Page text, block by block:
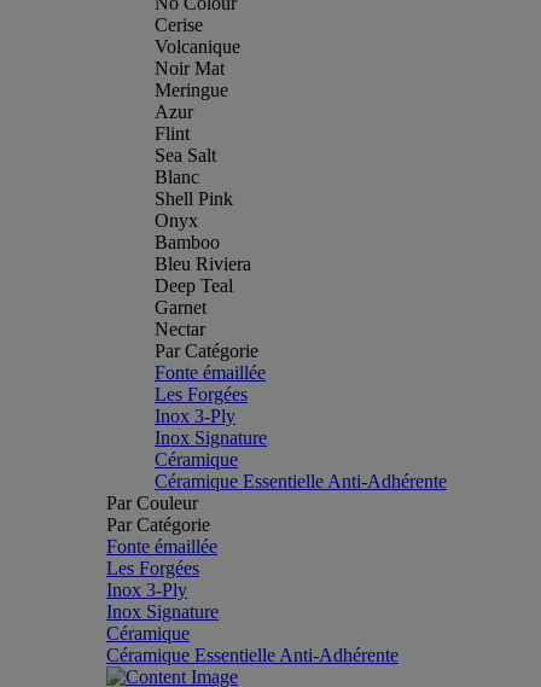
Cerise
Volcanique
Noir Mat
Meringue
Azur
Flint
Sea Salt
Blanc
Shell Pink
Onyx
Bamboo
Bleu Riviera
Deep Teal
Garnet
Nectar
Par Catégorie
Fonte émaillée
Les Forgées
Inox 3-Ply
Inox Signature
Céramique
Céramique Essentielle Anti-Adhérente
Par Couleur
Par Catégorie
Fonte émaillée
Les Forgées
Inox 3-Ply
Inox Signature
Céramique
Céramique Essentielle Anti-Adhérente